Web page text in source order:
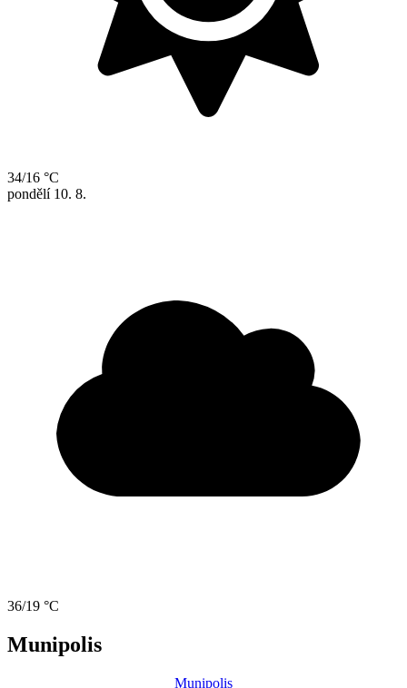
34/16 °C
pondělí 10. 8.
36/19 °C
Munipolis
Munipolis